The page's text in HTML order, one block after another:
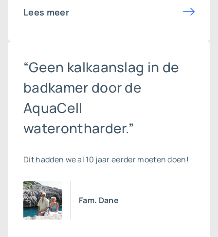
Lees meer
“Geen kalkaanslag in de
badkamer door de
AquaCell
waterontharder.”
Dit hadden we al 10 jaar eerder moeten doen!
Fam. Dane